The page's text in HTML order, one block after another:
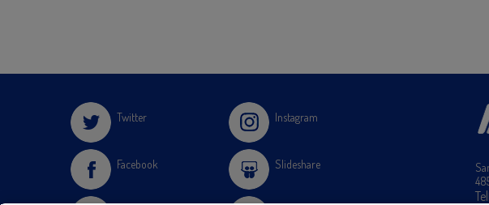
Twitter
Facebook
Instagram
Slideshare